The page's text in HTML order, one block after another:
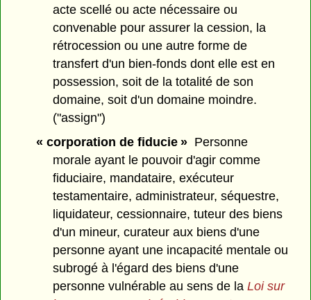
acte scellé ou acte nécessaire ou
convenable pour assurer la cession, la
rétrocession ou une autre forme de
transfert d'un bien-fonds dont elle est en
possession, soit de la totalité de son
domaine, soit d'un domaine moindre.
("assign")
« corporation de fiducie »Personne
morale ayant le pouvoir d'agir comme
fiduciaire, mandataire, exécuteur
testamentaire, administrateur, séquestre,
liquidateur, cessionnaire, tuteur des biens
d'un mineur, curateur aux biens d'une
personne ayant une incapacité mentale ou
subrogé à l'égard des biens d'une
personne vulnérable au sens de laLoi sur